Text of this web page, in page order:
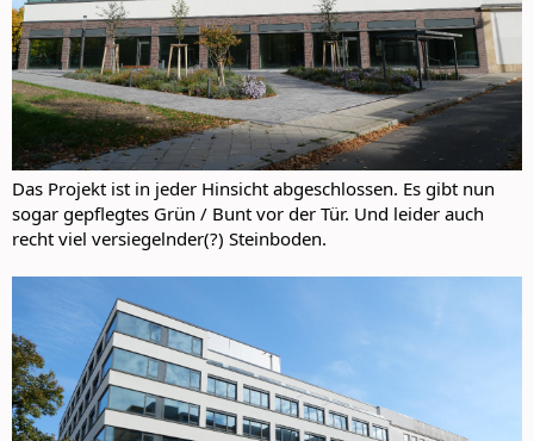
Das Projekt ist in jeder Hinsicht abgeschlossen. Es gibt nun
sogar gepflegtes Grün / Bunt vor der Tür. Und leider auch
recht viel versiegelnder(?) Steinboden.